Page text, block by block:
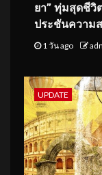
ยา” ทุ่มสุดชี
ประชันความ
1 วัน ago
UPDATE